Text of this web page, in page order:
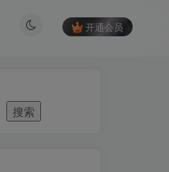
开通会员
搜索